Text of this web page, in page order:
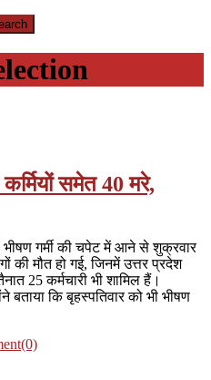
समेत 40 मरे,
भीषण गर्मी की चपेट में आने से शुक्रवार
की मौत हो गई, जिनमें उत्तर प्रदेश
25 कर्मचारी भी शामिल हैं।
बताया कि बृहस्पतिवार को भी भीषण